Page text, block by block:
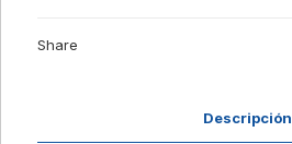
Share
Descripción